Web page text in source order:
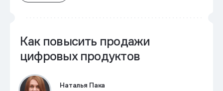
Как повысить продажи
цифровых продуктов
Наталья Пака